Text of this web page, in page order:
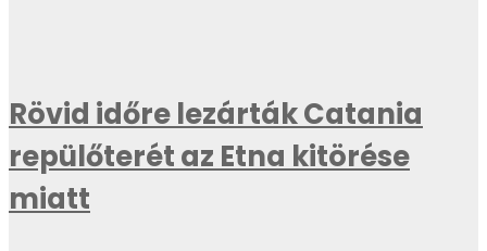
Rövid időre lezárták Catania
repülőterét az Etna kitörése
miatt